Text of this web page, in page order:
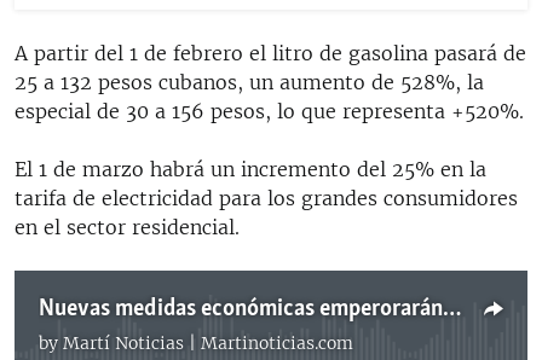
A partir del 1 de febrero el litro de gasolina pasará de
25 a 132 pesos cubanos, un aumento de 528%, la
especial de 30 a 156 pesos, lo que representa +520%.
El 1 de marzo habrá un incremento del 25% en la
tarifa de electricidad para los grandes consumidores
en el sector residencial.
Nuevas medidas económicas emperorarán aún más la crisis de los cubanos
by Martí Noticias | Martinoticias.com